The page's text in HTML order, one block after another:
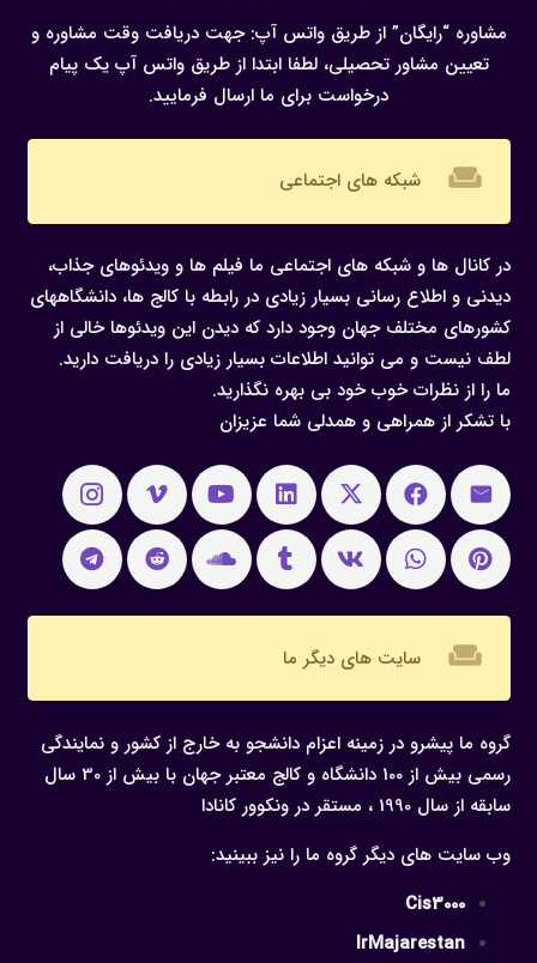
مشاوره “رایگان” از طریق واتس آپ: جهت دریافت وقت مشاوره و
تعیین مشاور تحصیلی، لطفا ابتدا از طریق واتس آپ یک پیام
درخواست برای ما ارسال فرمایید.
weekend شبکه های اجتماعی
در کانال ها و شبکه های اجتماعی ما فیلم ها و ویدئوهای جذاب،
دیدنی و اطلاع رسانی بسیار زیادی در رابطه با کالج ها، دانشگاههای
کشورهای مختلف جهان وجود دارد که دیدن این ویدئوها خالی از
لطف نیست و می توانید اطلاعات بسیار زیادی را دریافت دارید.
ما را از نظرات خوب خود بی بهره نگذارید.
با تشکر از همراهی و همدلی شما عزیزان
weekend سایت های دیگر ما
گروه ما پیشرو در زمینه اعزام دانشجو به خارج از کشور و نمایندگی
رسمی بیش از 100 دانشگاه و کالج معتبر جهان با بیش از 30 سال
سابقه از سال 1990 ، مستقر در ونکوور کانادا
وب سایت های دیگر گروه ما را نیز ببینید:
Cis3000
IrMajarestan